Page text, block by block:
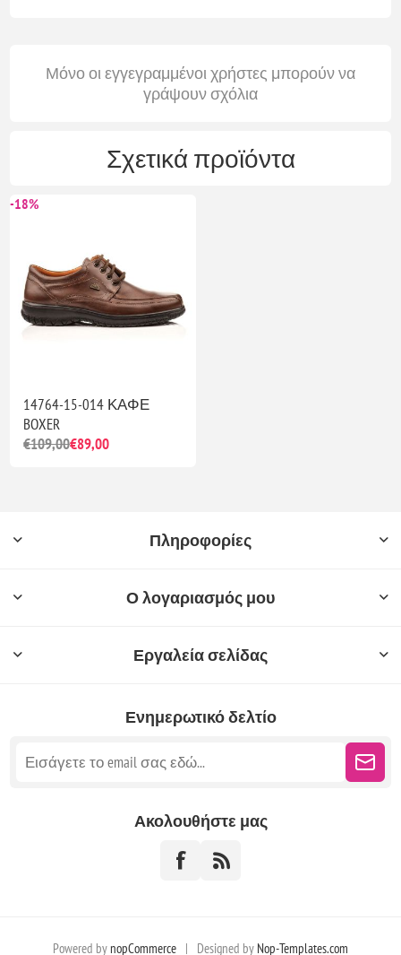
Μόνο οι εγγεγραμμένοι χρήστες μπορούν να
γράψουν σχόλια
Σχετικά προϊόντα
-18%
14764-15-014 ΚΑΦΕ
BOXER
€109,00€89,00
Πληροφορίες
Ο λογαριασμός μου
Εργαλεία σελίδας
Ενημερωτικό δελτίο
Ακολουθήστε μας
Powered by nopCommerce | Designed by Nop-Templates.com